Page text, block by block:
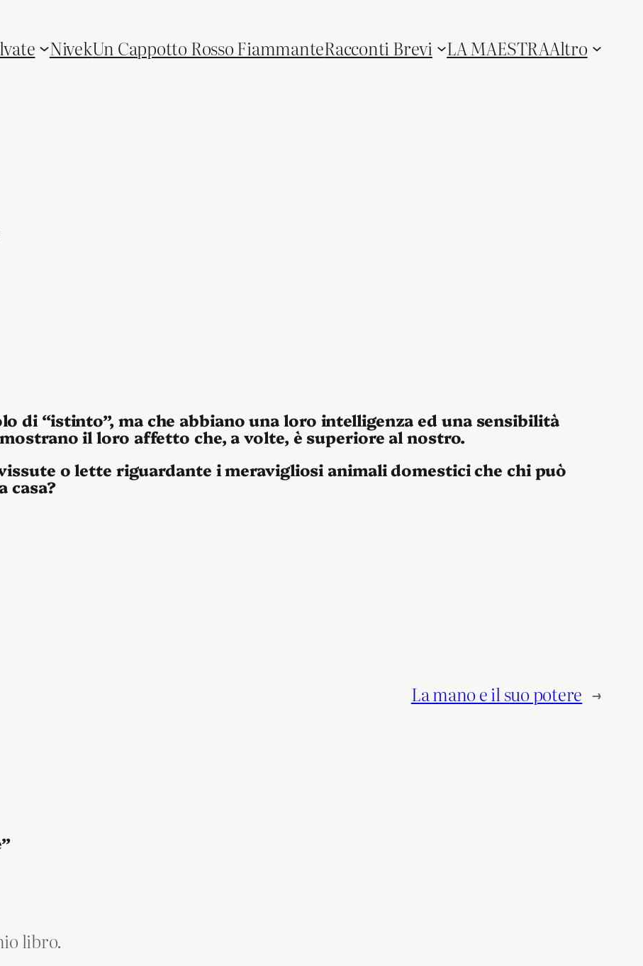
NivekUn Cappotto Rosso FiammanteRacconti Brevi LA MAESTRAAltro
di “istinto”, ma che abbiano una loro intelligenza ed una sensibilità
il loro affetto che, a volte, è superiore al nostro.
o lette riguardante i meravigliosi animali domestici che chi può
casa?
La mano e il suo potere →
libro.